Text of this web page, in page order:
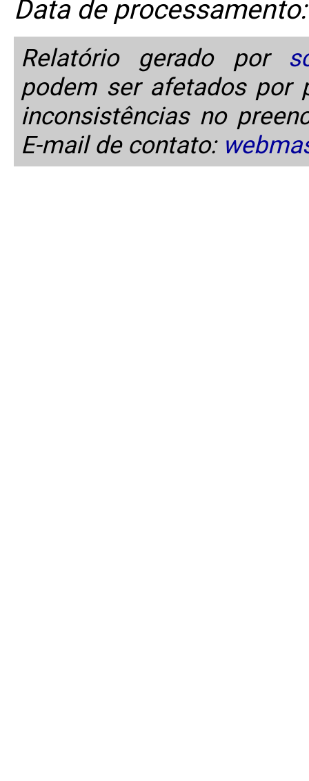
Data de
Relatório gerado por
podem ser afetados por
inconsistências no
E-mail de contato: